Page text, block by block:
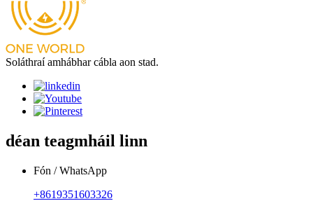
Soláthraí amhábhar cábla aon stad.
déan teagmháil linn
Fón / WhatsApp
+8619351603326